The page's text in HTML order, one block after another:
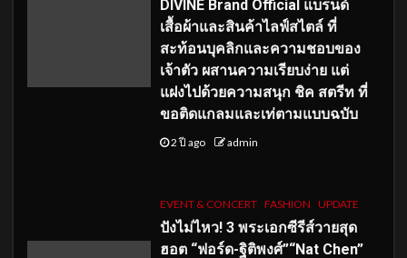
DIVINE Brand Official แบรนด์
เสื้อผ้าและสินค้าไลฟ์สไตล์ ที่
สะท้อนบุคลิกและความชอบของ
เจ้าตัว ผสานความเรียบง่าย แต่
แฝงไปด้วยความสนุก ชิค สตรีท ที่
ขอติดแกลมและเท่ตามแบบฉบับ
2 ปี ago admin
EVENT & CONCERT FASHION UPDATE
ปังไม่ไหว! 3 พระเอกซีรีส์วายสุด
ฮอต “ฟอร์ด-ฐิติพงศ์”“Nat Chen”